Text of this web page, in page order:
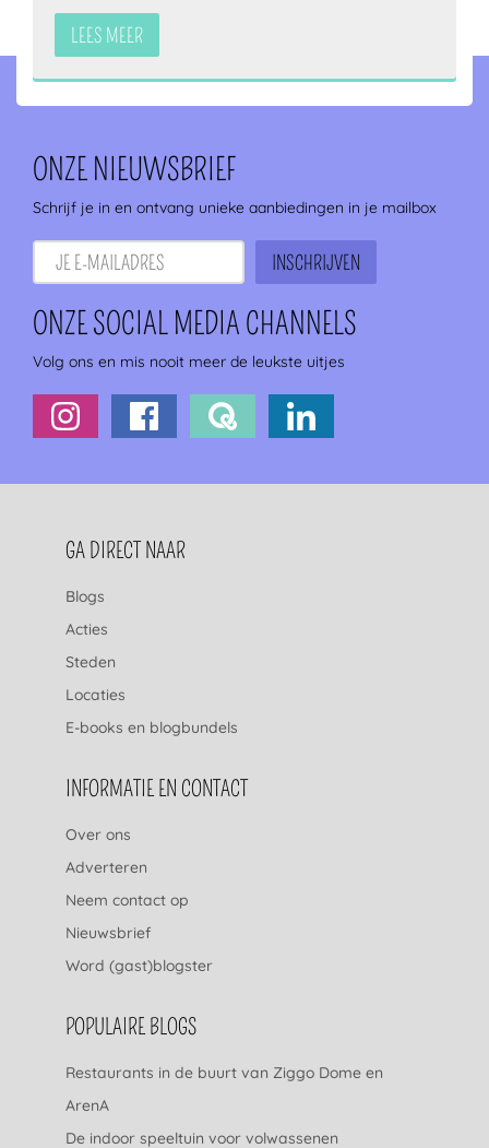
LEES MEER
ONZE NIEUWSBRIEF
Schrijf je in en ontvang unieke aanbiedingen in je mailbox
ONZE SOCIAL MEDIA CHANNELS
Volg ons en mis nooit meer de leukste uitjes
FOOTERNAVIGATIE
GA DIRECT NAAR
Blogs
Acties
Steden
Locaties
E-books en blogbundels
INFORMATIE EN CONTACT
Over ons
Adverteren
Neem contact op
Nieuwsbrief
Word (gast)blogster
POPULAIRE BLOGS
Restaurants in de buurt van Ziggo Dome en
ArenA
De indoor speeltuin voor volwassenen